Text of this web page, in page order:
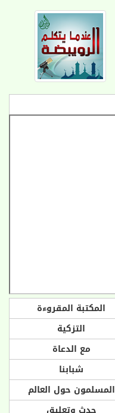
المكتبة المقروءة
التزكية
مع الدعاة
شبابنا
المسلمون حول العالم